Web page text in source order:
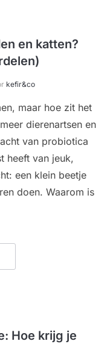
en katten?
kefir&co
maar hoe zit het
dierenartsen en
van probiotica
heeft van jeuk,
een klein beetje
doen. Waarom is
Hoe krijg je